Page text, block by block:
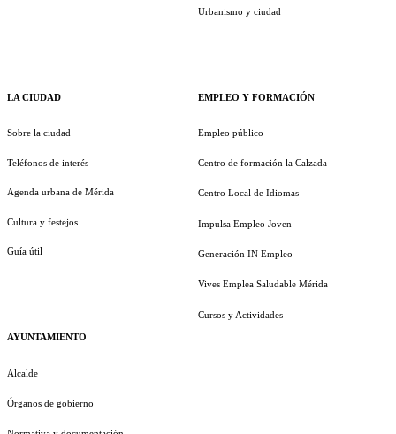
LA CIUDAD
Sobre la ciudad
Teléfonos de interés
Agenda urbana de Mérida
Cultura y festejos
Guía útil
AYUNTAMIENTO
Alcalde
Órganos de gobierno
Urbanismo y ciudad
EMPLEO Y FORMACIÓN
Empleo público
Centro de formación la Calzada
Centro Local de Idiomas
Impulsa Empleo Joven
Generación IN Empleo
Vives Emplea Saludable Mérida
Cursos y Actividades